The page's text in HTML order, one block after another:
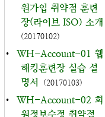
원가입 취약점 훈련
장(라이브 ISO) 소개
(20170102)
•
WH-Account-01 웹
해킹훈련장 실습 설
명서
(20170103)
•
WH-Account-02 회
원정보수정 취약점